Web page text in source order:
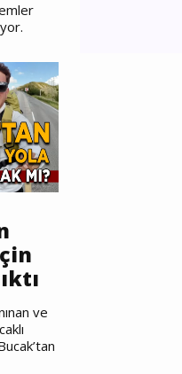
ve